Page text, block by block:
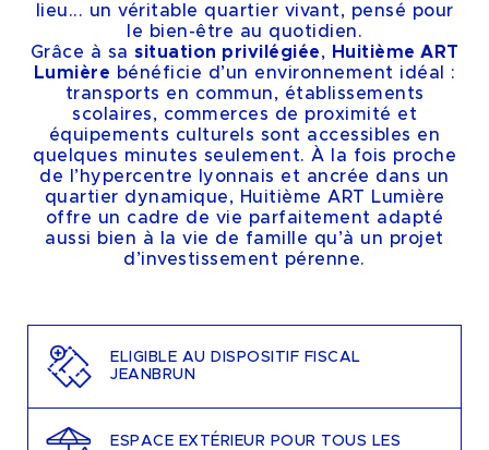
lieu... un véritable quartier vivant, pensé pour
le bien-être au quotidien.
Grâce à sa situation privilégiée,
Huitième ART
Lumière bénéficie d’un environnement idéal :
transports en commun, établissements
scolaires, commerces de proximité et
équipements culturels sont accessibles en
quelques minutes seulement. À la fois proche
de l’hypercentre lyonnais et ancrée dans un
quartier dynamique, Huitième ART Lumière
offre un cadre de vie parfaitement adapté
aussi bien à la vie de famille qu’à un projet
d’investissement pérenne.
ELIGIBLE AU DISPOSITIF FISCAL
JEANBRUN
ESPACE EXTÉRIEUR POUR TOUS LES